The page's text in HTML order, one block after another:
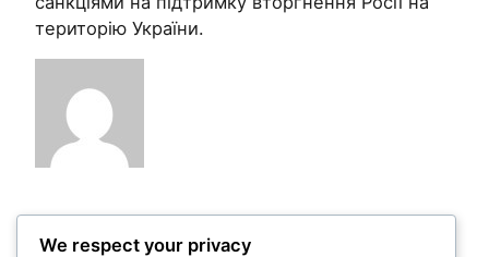
територію України.
Related
We respect your privacy